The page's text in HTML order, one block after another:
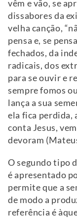
vêm e vão, se
dissabores da
velha canção,
pensa e, se
fechados, da
radicais, dos
para se ouvir e
sempre fomos
lança a sua
ela fica perdida,
conta Jesus,
devoram
O segundo tipo
é apresentado
permite que a
de modo a
referência é